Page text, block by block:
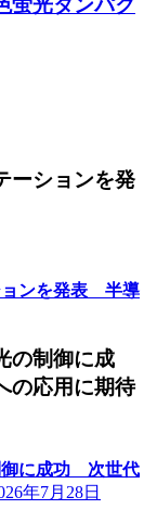
蛍光タンパク
ーションを発
ョンを発表 半導
の制御に成
の応用に期待
御に成功 次世代
年7月28日